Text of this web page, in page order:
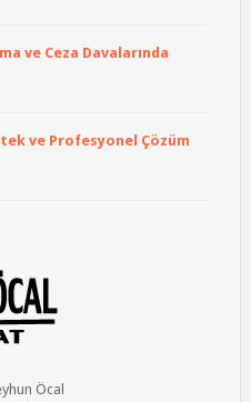
ve Ceza Davalarında
ve Profesyonel Çözüm
Öcal